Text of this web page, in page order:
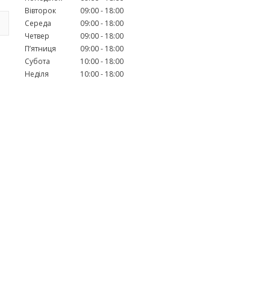
Вівторок
09:00
18:00
Середа
09:00
18:00
Четвер
09:00
18:00
Пʼятниця
09:00
18:00
Субота
10:00
18:00
Неділя
10:00 18:00